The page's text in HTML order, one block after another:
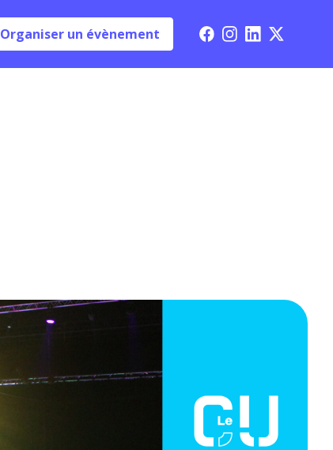
Organiser un évènement